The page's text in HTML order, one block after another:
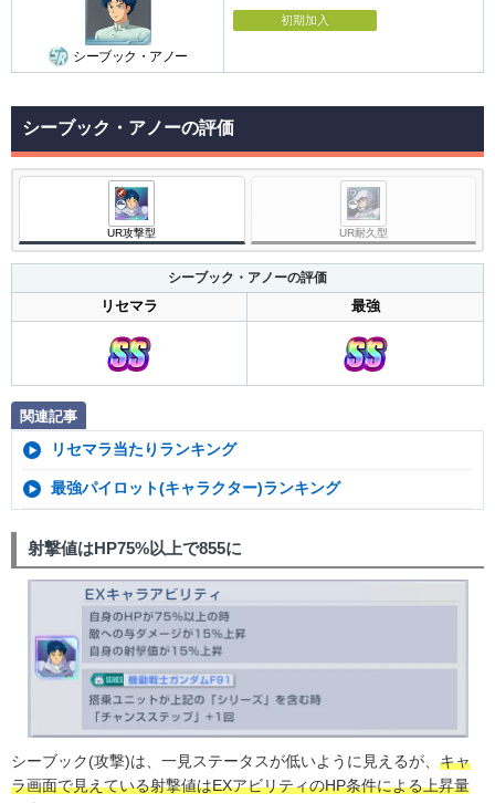
シーブック・アノー
初期加入
シーブック・アノーの評価
UR攻撃型 UR耐久型
シーブック・アノーの評価
リセマラ
最強
関連記事
リセマラ当たりランキング
最強パイロット(キャラクター)ランキング
射撃値はHP75%以上で855に
シーブック(攻撃)は、一見ステータスが低いように見えるが、 キャ
ラ画面で見えている射撃値はEXアビリティのHP条件による上昇量